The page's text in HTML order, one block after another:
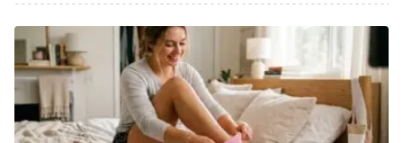
Tarta de manzana. (s.f.). En Wikipedia. Recuperado el 2 de
agosto de 2018 de
https://es.wikipedia.org/wiki/Tarta_de_manzana
Boyer, J., & Liu, R. H. (2004, May 12). Apple phytochemicals
and their health benefits. Nutrition Journal
https://doi.org/10.1186/1475-2891-3-1